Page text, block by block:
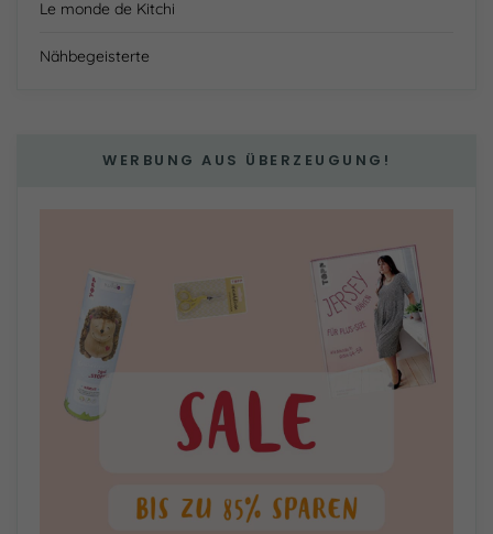
Le monde de Kitchi
Nähbegeisterte
WERBUNG AUS ÜBERZEUGUNG!